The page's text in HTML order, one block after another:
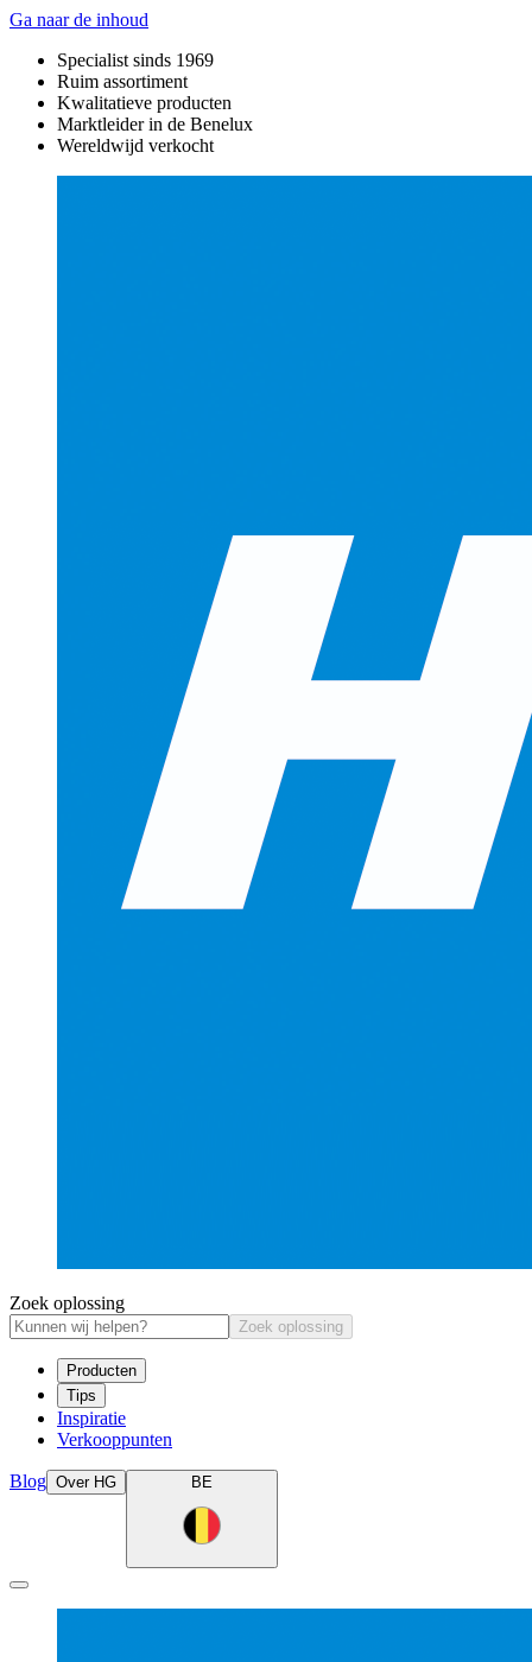
Ga naar de inhoud
Specialist sinds 1969
Ruim assortiment
Kwalitatieve producten
Marktleider in de Benelux
Wereldwijd verkocht
Zoek oplossing
Zoek oplossing
Producten
Tips
Inspiratie
Verkooppunten
Blog Over HG BE